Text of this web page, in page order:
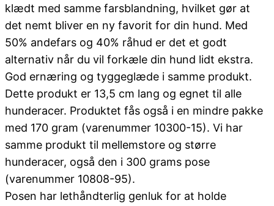
klædt med samme farsblandning, hvilket gør at
det nemt bliver en ny favorit for din hund. Med
50% andefars og 40% råhud er det et godt
alternativ når du vil forkæle din hund lidt ekstra.
God ernæring og tyggeglæde i samme produkt.
Dette produkt er 13,5 cm lang og egnet til alle
hunderacer. Produktet fås også i en mindre pakke
med 170 gram (varenummer 10300-15). Vi har
samme produkt til mellemstore og større
hunderacer, også den i 300 grams pose
(varenummer 10808-95).
Posen har lethåndterlig genluk for at holde